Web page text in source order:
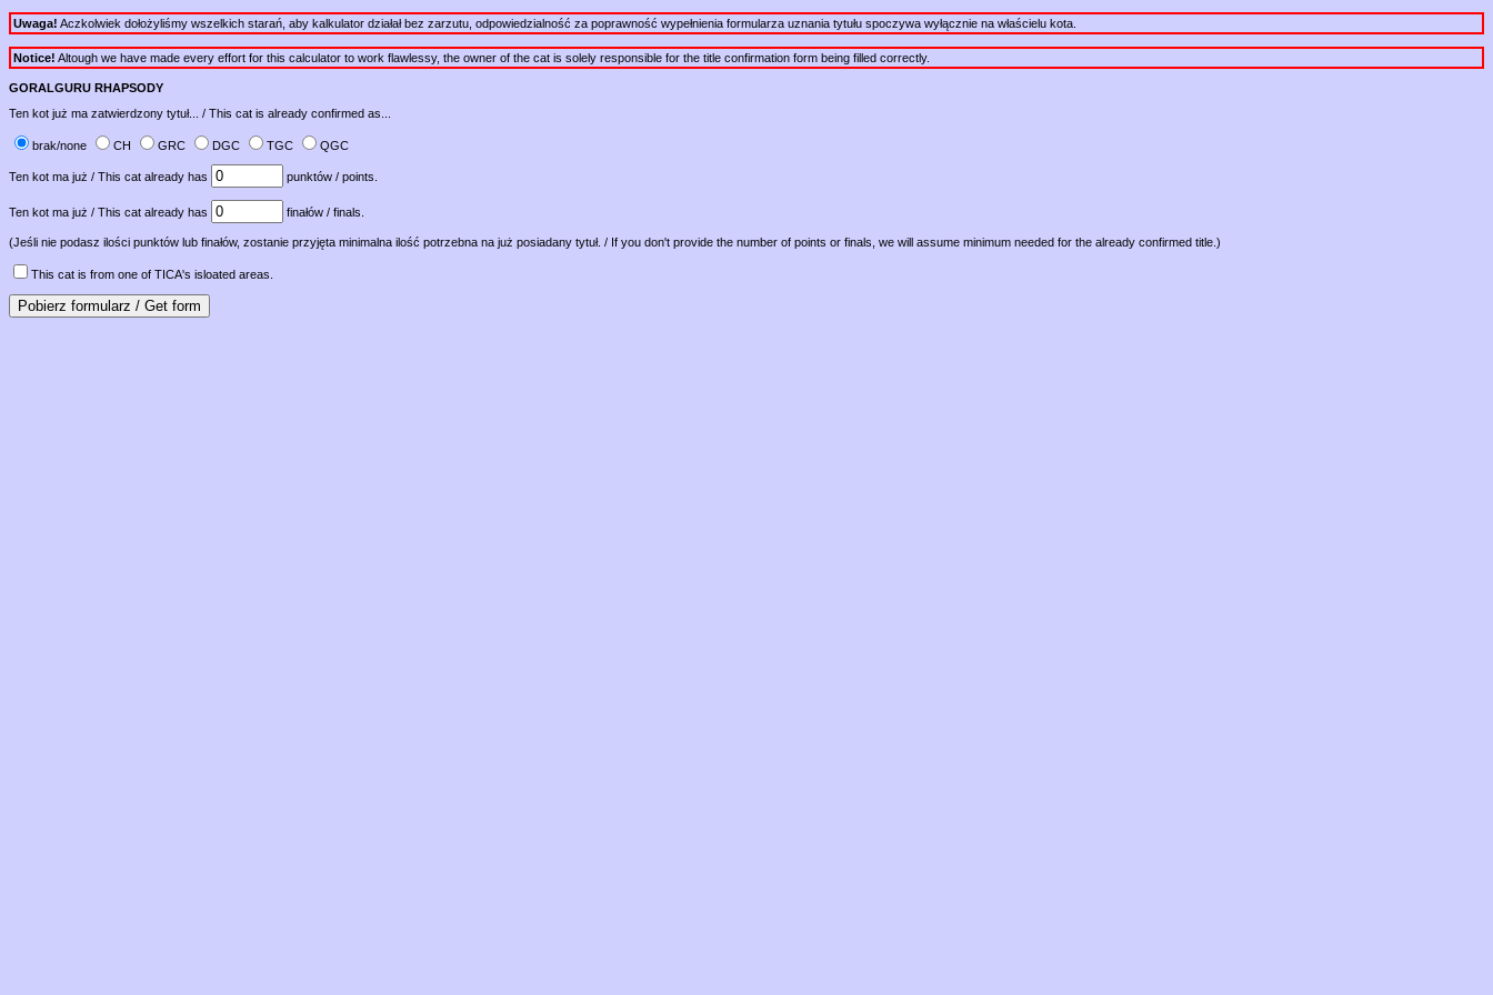
Uwaga! Aczkolwiek dołożyliśmy wszelkich starań, aby kalkulator działał bez zarzutu, odpowiedzialność za poprawność wypełnienia formularza uznania tytułu spoczywa wyłącznie na właścielu kota.
Notice! Altough we have made every effort for this calculator to work flawlessy, the owner of the cat is solely responsible for the title confirmation form being filled correctly.
GORALGURU RHAPSODY
Ten kot już ma zatwierdzony tytuł... / This cat is already confirmed as...
brak/none CH GRC DGC TGC QGC
Ten kot ma już / This cat already has punktów / points.
Ten kot ma już / This cat already has finałów / finals.
(Jeśli nie podasz ilości punktów lub finałów, zostanie przyjęta minimalna ilość potrzebna na już posiadany tytuł. / If you don't provide the number of points or finals, we will assume minimum needed for the already confirmed title.)
This cat is from one of TICA's isloated areas.